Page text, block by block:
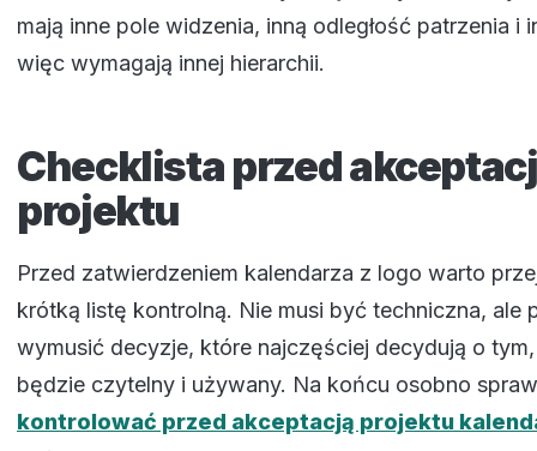
mają inne pole widzenia, inną odległość patrzenia i
więc wymagają innej hierarchii.
Checklista przed
projektu
Przed zatwierdzeniem kalendarza z logo warto
krótką listę kontrolną. Nie musi być techniczna, ale
wymusić decyzje, które najczęściej decydują o
będzie czytelny i używany. Na końcu osobno
kontrolować przed akceptacją projektu